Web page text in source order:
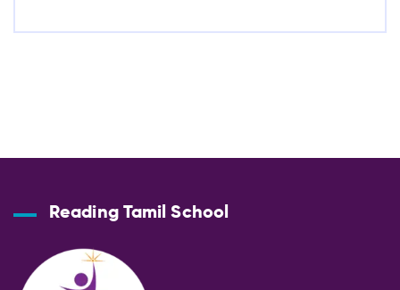
Reading Tamil School